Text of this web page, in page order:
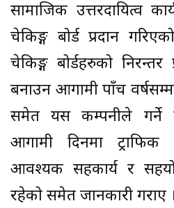
सामाजिक उत्तरदायित्व
चेकिङ्ग बोर्ड प्रदान
चेकिङ्ग बोर्डहरुको
बनाउन आगामी पाँच
समेत यस कम्पनीले गर्ने
आगामी दिनमा ट्राफिक
आवश्यक सहकार्य र
रहेको समेत जानकारी गराए ।